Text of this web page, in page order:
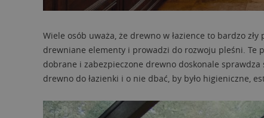
Wiele osób uważa, że drewno w łazience to bardzo
drewniane elementy i prowadzi do rozwoju pleśni. Te
dobrane i zabezpieczone drewno doskonale sprawdza
drewno do łazienki i o nie dbać, by było higieniczne,